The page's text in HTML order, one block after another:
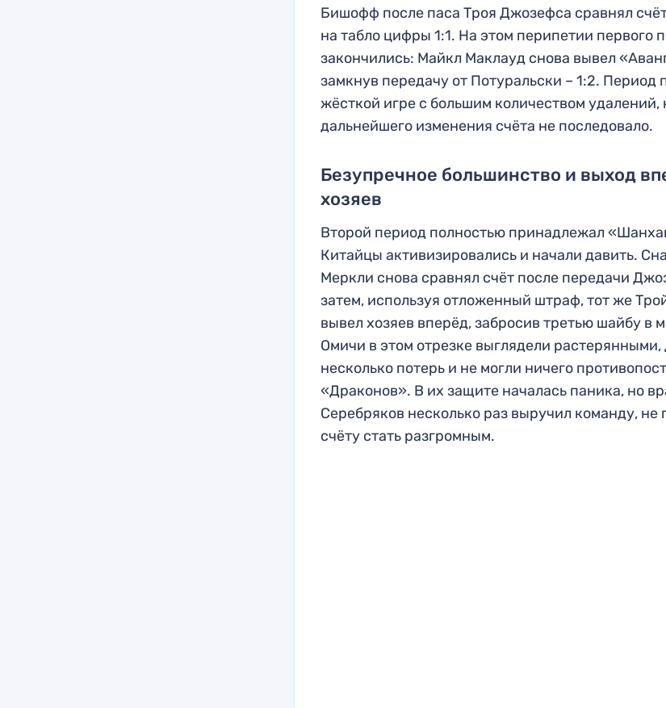
Бишофф после паса Троя Джозефса сравнял
на табло цифры 1:1. На этом перипетии первого
закончились: Майкл Маклауд снова вывел
замкнув передачу от Потуральски – 1:2. Период
жёсткой игре с большим количеством удалений,
дальнейшего изменения счёта не последовало.
Безупречное большинство и выход
хозяев
Второй период полностью принадлежал
Китайцы активизировались и начали давить.
Меркли снова сравнял счёт после передачи
затем, используя отложенный штраф, тот же
вывел хозяев вперёд, забросив третью шайбу в
Омичи в этом отрезке выглядели растерянными,
несколько потерь и не могли ничего
«Драконов». В их защите началась паника, но
Серебряков несколько раз выручил команду, не
счёту стать разгромным.